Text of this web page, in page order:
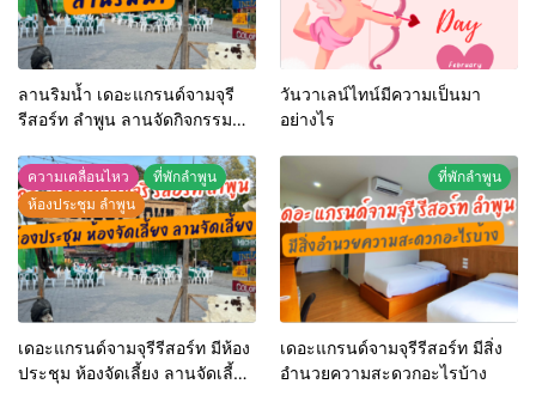
ลานริมน้ำ เดอะแกรนด์จามจุรี
รีสอร์ท ลำพูน ลานจัดกิจกรรม
วันวาเลน์ไทน์มีความเป็นมา
อย่างไร
ความเคลื่อนไหว
ที่พักลำพูน
ห้องประชุม ลำพูน
เดอะแกรนด์จามจุรีรีสอร์ท มีห้อง
ประชุม ห้องจัดเลี้ยง ลานจัดเลี้ยง
ที่พักลำพูน
เดอะแกรนด์จามจุรีรีสอร์ท มีสิ่ง
อำนวยความสะดวกอะไรบ้าง